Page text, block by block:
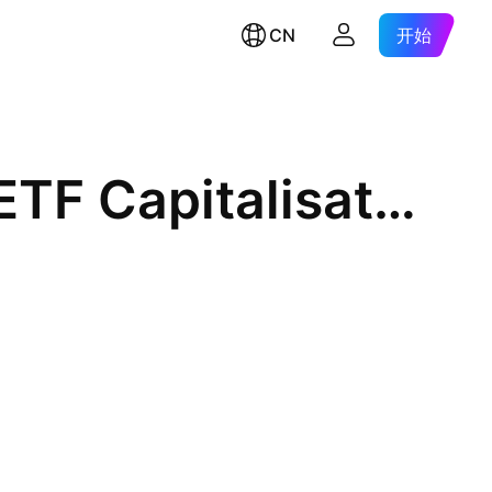
CN 开始
Xtrackers MSCI EMU UCITS ETF Capitalisation 1CUSD hedged